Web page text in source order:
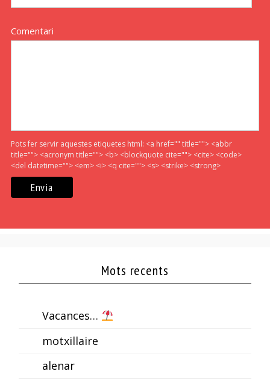
Comentari
Pots fer servir aquestes etiquetes html: <a href="" title=""> <abbr
title=""> <acronym title=""> <b> <blockquote cite=""> <cite> <code>
<del datetime=""> <em> <i> <q cite=""> <s> <strike> <strong>
Mots recents
Vacances…
motxillaire
alenar